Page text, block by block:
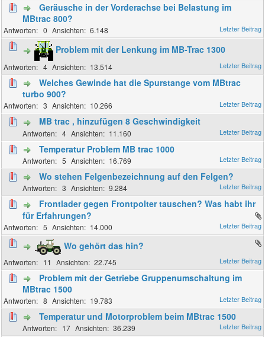
Geräusche in der Vorderachse bei Belastung im
MBtrac 800?
0 6.148
Problem mit der Lenkung im MB-Trac 1300
4 13.514
Welches Gewinde hat die Spurstange vom MBtrac
turbo 900?
3 10.266
MB trac , hinzufügen 8 Geschwindigkeit
4 11.160
Temperatur Problem MB trac 1000
5 16.769
Wo stehen Felgenbezeichnung auf den Felgen?
3 9.284
Frontlader gegen Frontpolter tauschen? Was habt ihr
für Erfahrungen?
5 14.000
Wo gehört das hin?
11 22.745
Problem mit der Getriebe Gruppenumschaltung im
MBtrac 1500
8 19.783
Temperatur und Motorproblem beim MBtrac 1500
17 36.239